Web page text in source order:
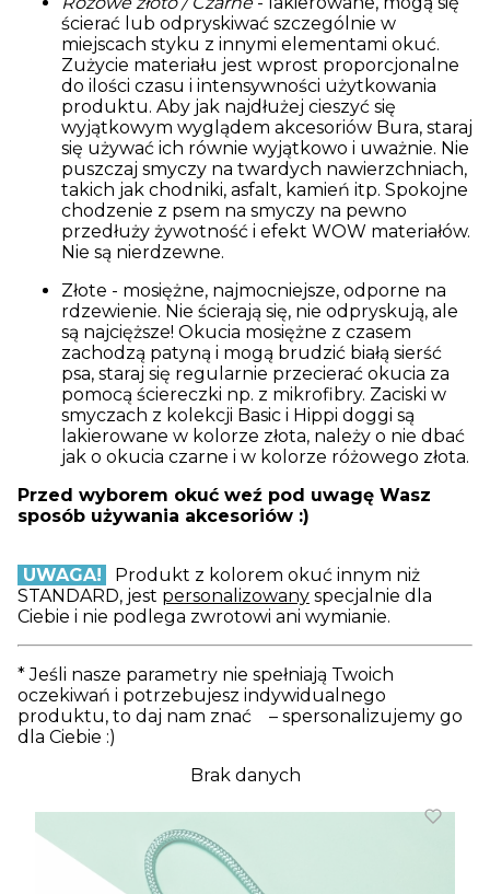
ścierać lub odpryskiwać szczególnie w
miejscach styku z innymi elementami okuć.
Zużycie materiału jest wprost proporcjonalne
do ilości czasu i intensywności użytkowania
produktu. Aby jak najdłużej cieszyć się
wyjątkowym wyglądem akcesoriów Bura, staraj
się używać ich równie wyjątkowo i uważnie. Nie
puszczaj smyczy na twardych nawierzchniach,
takich jak chodniki, asfalt, kamień itp. Spokojne
chodzenie z psem na smyczy na pewno
przedłuży żywotność i efekt WOW materiałów.
Nie są nierdzewne.
Złote - mosiężne, najmocniejsze, odporne na
rdzewienie. Nie ścierają się, nie odpryskują, ale
są najcięższe! Okucia mosiężne z czasem
zachodzą patyną i mogą brudzić białą sierść
psa, staraj się regularnie przecierać okucia za
pomocą ściereczki np. z mikrofibry. Zaciski w
smyczach z kolekcji Basic i Hippi doggi są
lakierowane w kolorze złota, należy o nie dbać
jak o okucia czarne i w kolorze różowego złota.
Przed wyborem okuć weź pod uwagę Wasz
sposób używania akcesoriów :)
UWAGA!
Produkt z kolorem okuć innym niż
STANDARD, jest personalizowany specjalnie dla
Ciebie i nie podlega zwrotowi ani wymianie.
* Jeśli nasze parametry nie spełniają Twoich
oczekiwań i potrzebujesz indywidualnego
produktu, to daj nam znać – spersonalizujemy go
dla Ciebie :)
Brak danych